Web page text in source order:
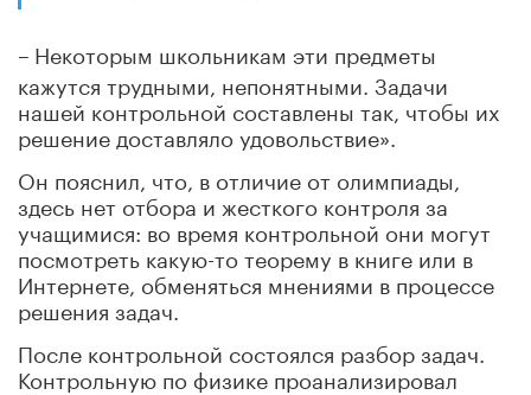
– Некоторым школьникам эти предметы
кажутся трудными, непонятными. Задачи
нашей контрольной составлены так, чтобы их
решение доставляло удовольствие».
Он пояснил, что, в отличие от олимпиады,
здесь нет отбора и жесткого контроля за
учащимися: во время контрольной они могут
посмотреть какую-то теорему в книге или в
Интернете, обменяться мнениями в процессе
решения задач.
После контрольной состоялся разбор задач.
Контрольную по физике проанализировал